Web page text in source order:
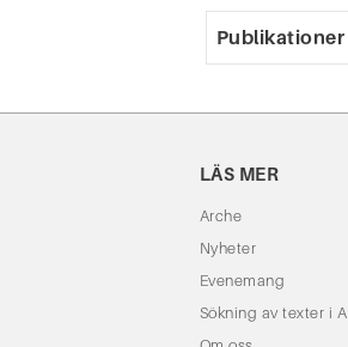
Publikationer
LÄS MER
Arche
Nyheter
Evenemang
Sökning av texter i